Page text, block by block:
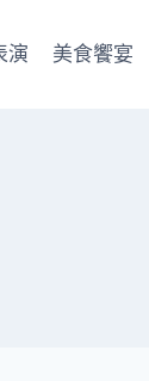
演 美食饗宴